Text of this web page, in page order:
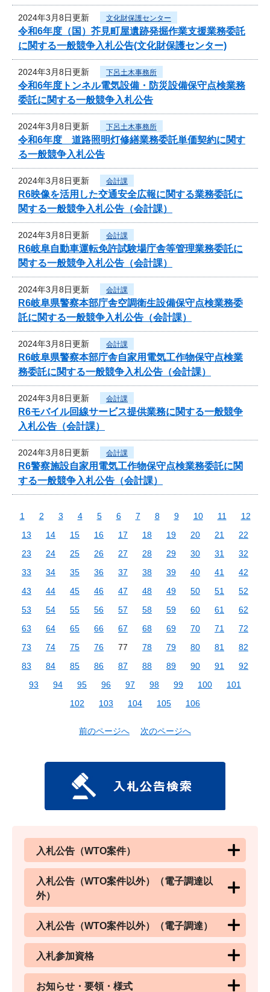
2024年3月8日更新 文化財保護センター
令和6年度（国）芥見町屋遺跡発掘作業支援業務委託
に関する一般競争入札公告(文化財保護センター)
2024年3月8日更新 下呂土木事務所
令和6年度トンネル電気設備・防災設備保守点検業務
委託に関する一般競争入札公告
2024年3月8日更新 下呂土木事務所
令和6年度 道路照明灯修繕業務委託単価契約に関す
る一般競争入札公告
2024年3月8日更新 会計課
R6映像を活用した交通安全広報に関する業務委託に
関する一般競争入札公告（会計課）
2024年3月8日更新 会計課
R6岐阜自動車運転免許試験場庁舎等管理業務委託に
関する一般競争入札公告（会計課）
2024年3月8日更新 会計課
R6岐阜県警察本部庁舎空調衛生設備保守点検業務委
託に関する一般競争入札公告（会計課）
2024年3月8日更新 会計課
R6岐阜県警察本部庁舎自家用電気工作物保守点検業
務委託に関する一般競争入札公告（会計課）
2024年3月8日更新 会計課
R6モバイル回線サービス提供業務に関する一般競争
入札公告（会計課）
2024年3月8日更新 会計課
R6警察施設自家用電気工作物保守点検業務委託に関
する一般競争入札公告（会計課）
1 2 3 4 5 6 7 8 9 10 11
12
13
14 15 16 17 18 19 20 21
22
23
24 25 26 27 28 29 30 31
32
33
34 35 36 37 38 39 40 41
42
43
44 45 46 47 48 49 50 51
52
53
54 55 56 57 58 59 60 61
62
63
64 65 66 67 68 69 70 71
72
73
74 75 76 77 78 79 80 81
82
83
84 85 86 87 88 89 90 91
92
93
94 95 96 97 98 99 100
101
102
103 104 105 106
前のページへ 次のページへ
入札公告（WTO案件）
入札公告（WTO案件以外）（電子調達以
外）
入札公告（WTO案件以外）（電子調達）
入札参加資格
お知らせ・要領・様式